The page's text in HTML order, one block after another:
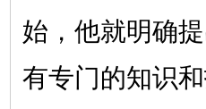
始，他就明确
有专门的知识